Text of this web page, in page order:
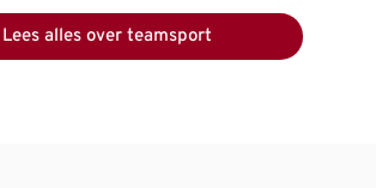
Lees alles over teamsport